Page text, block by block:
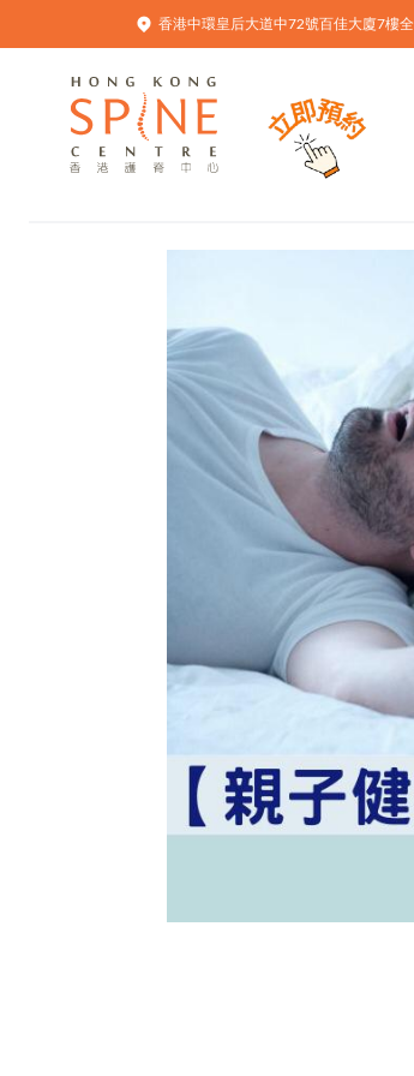
香港中環皇后大道中72號百佳大廈7樓
Hong Kong Spine Centre